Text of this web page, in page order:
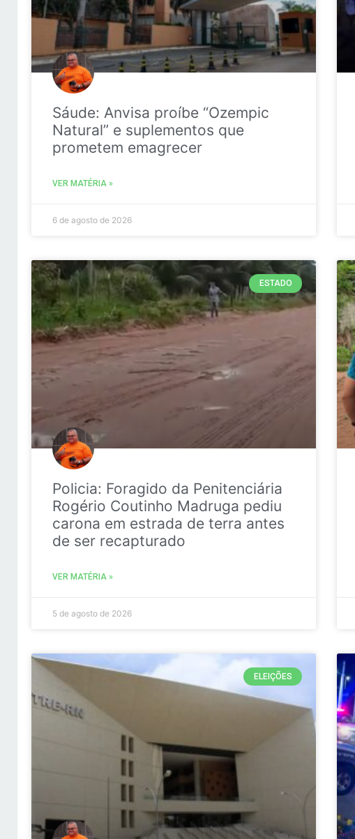
Sáude: Anvisa proíbe “Ozempic
Natural” e suplementos que
prometem emagrecer
VER MATÉRIA »
6 de agosto de 2026
ESTADO
Policia: Foragido da Penitenciária
Rogério Coutinho Madruga pediu
carona em estrada de terra antes
de ser recapturado
VER MATÉRIA »
5 de agosto de 2026
ELEIÇÕES